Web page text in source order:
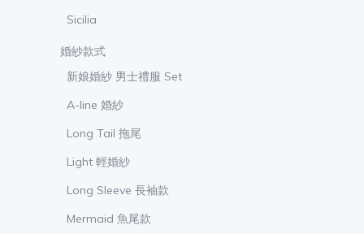
Sicilia
婚紗款式
新娘婚紗 男士禮服 Set
A-line 婚紗
Long Tail 拖尾
Light 輕婚紗
Long Sleeve 長袖款
Mermaid 魚尾款